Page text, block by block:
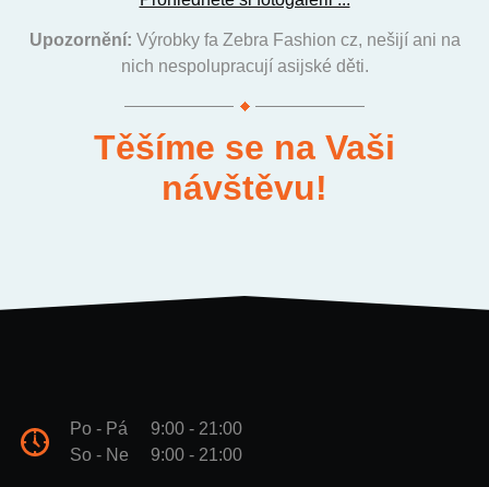
Upozornění: Výrobky fa Zebra Fashion cz, nešijí ani na
nich nespolupracují asijské děti.
Těšíme se na Vaši
návštěvu!
Po - Pá
9:00 - 21:00
So - Ne
9:00 - 21:00